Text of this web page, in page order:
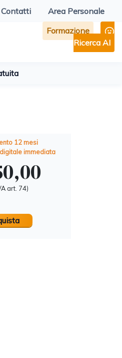
Contatti Area Personale
Formazione
Ricerca AI
12 mesi
immediata
art. 74)